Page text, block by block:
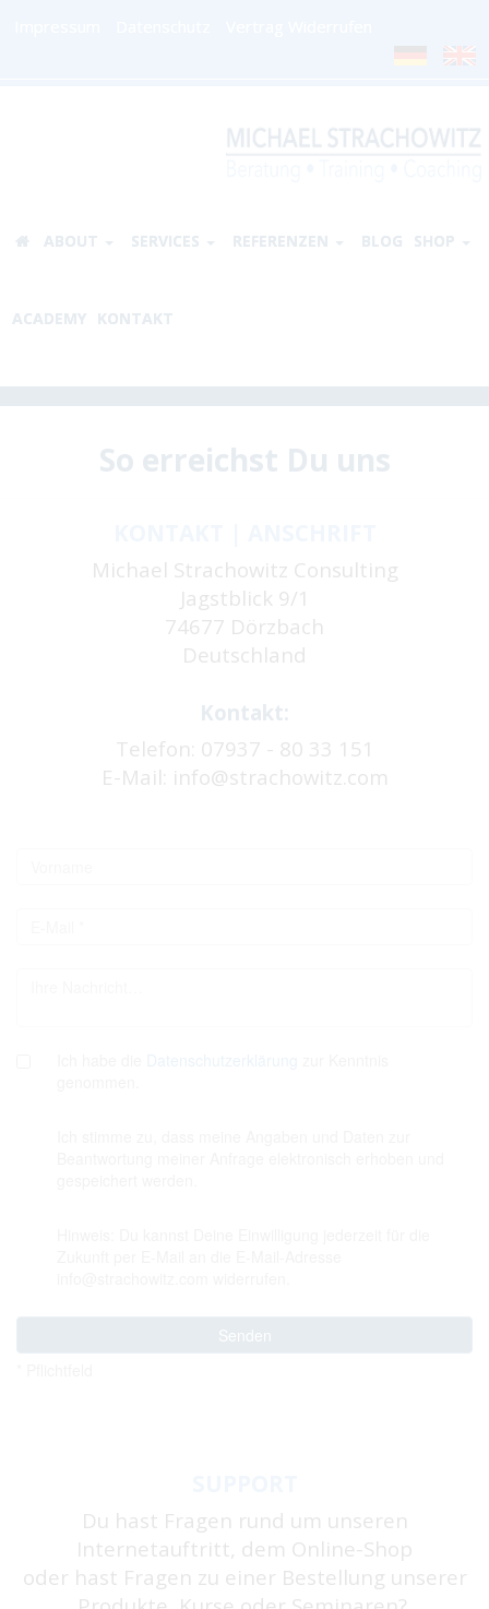
ABOUT SERVICES REFERENZEN BLOG SHOP
ACADEMY KONTAKT
So erreichst Du uns
Michael Strachowitz Consulting
Jagstblick 9/1
74677 Dörzbach
Deutschland
Kontakt:
Telefon: 07937 - 80 33 151
E-Mail: info@strachowitz.com
Du hast Fragen rund um unseren
Internetauftritt, dem Online-Shop
oder hast Fragen zu einer Bestellung unserer